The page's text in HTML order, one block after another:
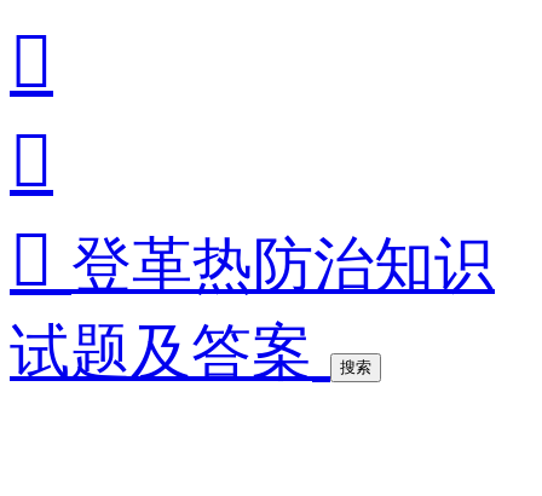


 登革热防治知识
试题及答案
搜索